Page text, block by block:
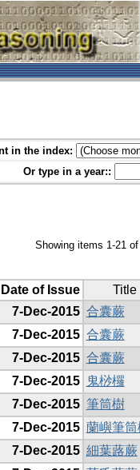
in the index:
Or type in a year::
Showing items 1-21
Date of Issue Title
7-Dec-2015 合囊蕨
7-Dec-2015 合囊蕨
7-Dec-2015 合囊蕨
7-Dec-2015
鬼桫欏
7-Dec-2015 筆筒樹
7-Dec-2015 蘭嶼筆筒
7-Dec-2015 細葉蕗蕨